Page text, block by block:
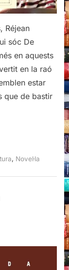
Réjean
sóc De
en aquests
en la raó
estar
que de bastir
Novel·la